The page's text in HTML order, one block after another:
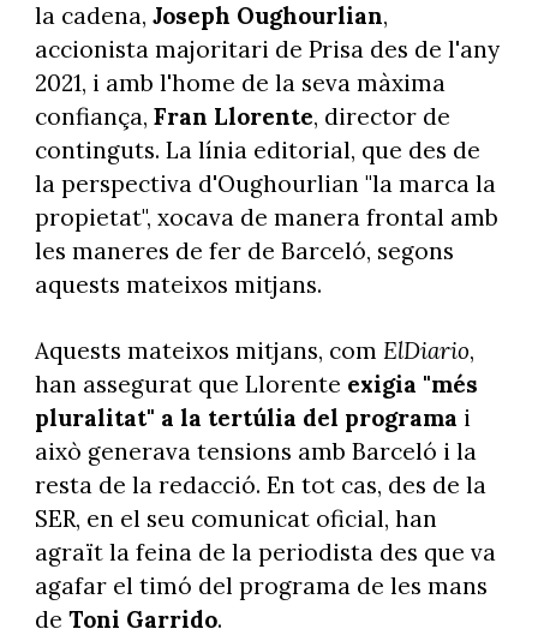
la cadena, Joseph Oughourlian,
accionista majoritari de Prisa des de l'any
2021, i amb l'home de la seva màxima
confiança, Fran Llorente, director de
continguts. La línia editorial, que des de
la perspectiva d'Oughourlian "la marca la
propietat", xocava de manera frontal amb
les maneres de fer de Barceló, segons
aquests mateixos mitjans.
Aquests mateixos mitjans, com ElDiario,
han assegurat que Llorente exigia "més
pluralitat" a la tertúlia del programa i
això generava tensions amb Barceló i la
resta de la redacció. En tot cas, des de la
SER, en el seu comunicat oficial, han
agraït la feina de la periodista des que va
agafar el timó del programa de les mans
de Toni Garrido.